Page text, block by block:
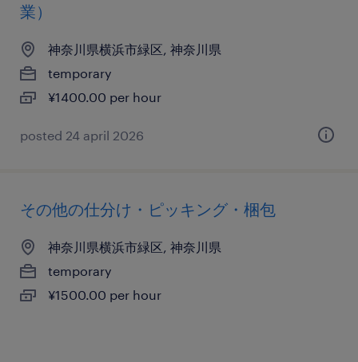
業）
神奈川県横浜市緑区, 神奈川県
temporary
¥1400.00 per hour
posted 24 april 2026
その他の仕分け・ピッキング・梱包
神奈川県横浜市緑区, 神奈川県
temporary
¥1500.00 per hour